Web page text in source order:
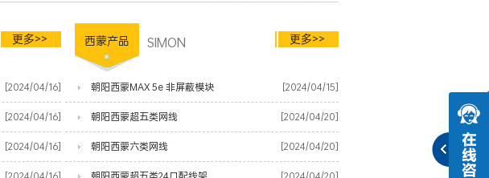
更多>>
[2024/04/16]
[2024/04/16]
[2024/04/16]
西蒙产品 SIMON 更多>>
朝阳西蒙MAX 5e 非屏蔽模块 [2024/04/15]
朝阳西蒙超五类网线 [2024/04/20]
朝阳西蒙六类网线 [2024/04/20]